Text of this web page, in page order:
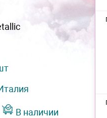
В наличии